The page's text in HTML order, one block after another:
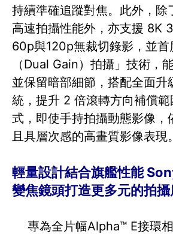
持續準確追蹤對焦。此外，除
高速拍攝性能外，亦支援 8K
60p與120p無裁切錄影，並首
（Dual Gain）拍攝」技術，
並保留暗部細節，搭配全面升
統，提升 2 倍滾轉方向補償
式，即使手持拍攝動態影像，
且具層次感的高畫質影像表現。
輕量設計結合旗艦性能
變焦鏡頭打造更多元的拍攝
專為全片幅Alpha™ E接環